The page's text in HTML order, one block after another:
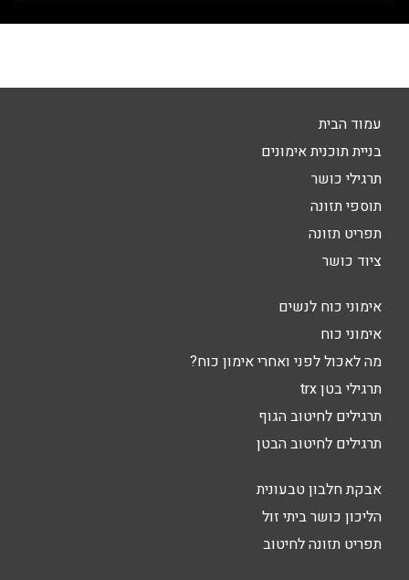
עמוד הבית
בניית תוכנית אימונים
תרגילי כושר
תוספי תזונה
תפריט תזונה
ציוד כושר
אימוני כוח לנשים
אימוני כוח
מה לאכול לפני ואחרי אימון כוח?
תרגילי בטן trx
תרגילים לחיטוב הגוף
תרגילים לחיטוב הבטן
אבקת חלבון טבעונית
הליכון כושר ביתי זול
תפריט תזונה לחיטוב